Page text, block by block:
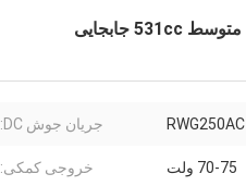
RWG250AC جریان جوش DC:
70-75 ولت خروجی کمکی: